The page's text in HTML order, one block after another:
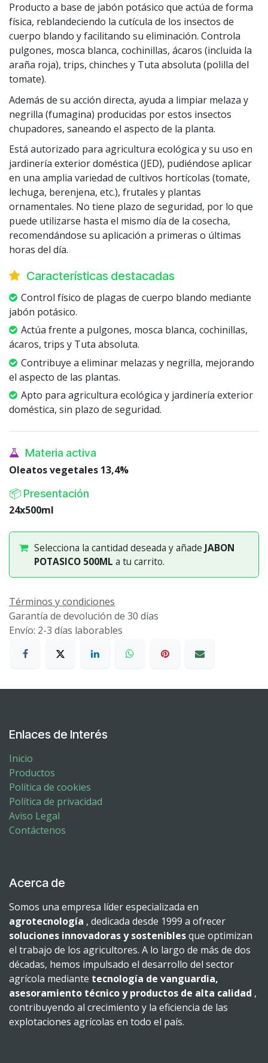
Producto a base de jabón potásico que actúa de forma
física, reblandeciendo la cutícula de los insectos de
cuerpo blando y facilitando su eliminación. Controla
pulgones, mosca blanca, cochinillas, ácaros (incluida la
araña roja), trips, chinches y Tuta absoluta (polilla del
tomate).
Además de su acción directa, ayuda a limpiar melaza y
negrilla (fumagina) producidas por estos insectos
chupadores, saneando el aspecto de la planta.
Está autorizado para agricultura ecológica y su uso en
jardinería exterior doméstica (JED), pudiéndose aplicar
en una amplia variedad de cultivos hortícolas (tomate,
lechuga, berenjena, etc.), frutales y plantas
ornamentales. No tiene plazo de seguridad, por lo que
puede utilizarse hasta el mismo día de la cosecha,
recomendándose su aplicación a primeras o últimas
horas del día.
Características destacadas
Control físico de plagas de cuerpo blando mediante
jabón potásico.
Actúa frente a pulgones, mosca blanca, cochinillas,
ácaros, trips y Tuta absoluta.
Contribuye a eliminar melazas y negrilla, mejorando
el aspecto de las plantas.
Apto para agricultura ecológica y jardinería exterior
doméstica, sin plazo de seguridad.
Materia activa
Oleatos vegetales 13,4%
📦 Presentación
24x500ml
Selecciona la cantidad deseada y añade JABON
POTASICO 500ML a tu carrito.
Términos y condiciones
Garantía de devolución de 30 días
Envío: 2-3 días laborables
Enlaces de Interés
Inicio
Productos
Política de cookies
Política de privacidad
Aviso Legal
Contáctenos
Acerca de
Somos una empresa líder especializada en
agrotecnología , dedicada desde 1999 a ofrecer
soluciones innovadoras y sosteniblesque optimizan
el trabajo de los agricultores. A lo largo de más de dos
décadas, hemos impulsado el desarrollo del sector
agrícola mediante tecnología de vanguardia,
asesoramiento técnico y productos de alta calidad ,
contribuyendo al crecimiento y la eficiencia de las
explotaciones agrícolas en todo el país.